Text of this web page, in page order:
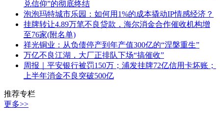
兑信仰”的彻底终结
泡泡玛特城市乐园：如何用1%的成本撬动IP情感经济？
挂牌转让4.89万笔不良贷款，海尔消金合作催收机构增
至76家(附名单)
祥光铜业：从负债停产到年产值300亿的“涅槃重生”
万亿不良江湖，大厂正排队下场“搞催收”
周报｜平安银行被罚150万；浦发挂牌72亿信用卡坏账；
上半年消金不良突破500亿
推荐专栏
更多>>